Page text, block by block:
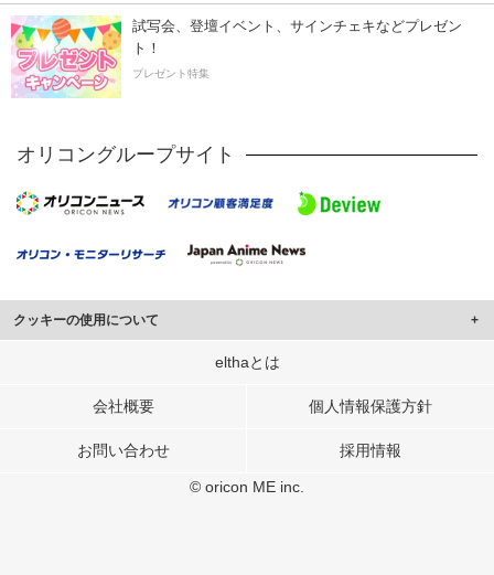
試写会、登壇イベント、サインチェキなどプレゼン
ト！
プレゼント特集
オリコングループサイト
クッキーの使用について
このサイトでは Cookie を使用して、ユーザーに合わせたコンテンツや広告の
行っています。
メディアや広告配信、データ解析の各パートナーに提供しています。
elthaとは
会社概要 個人情報保護方針
お問い合わせ 採用情報
© oricon ME inc.